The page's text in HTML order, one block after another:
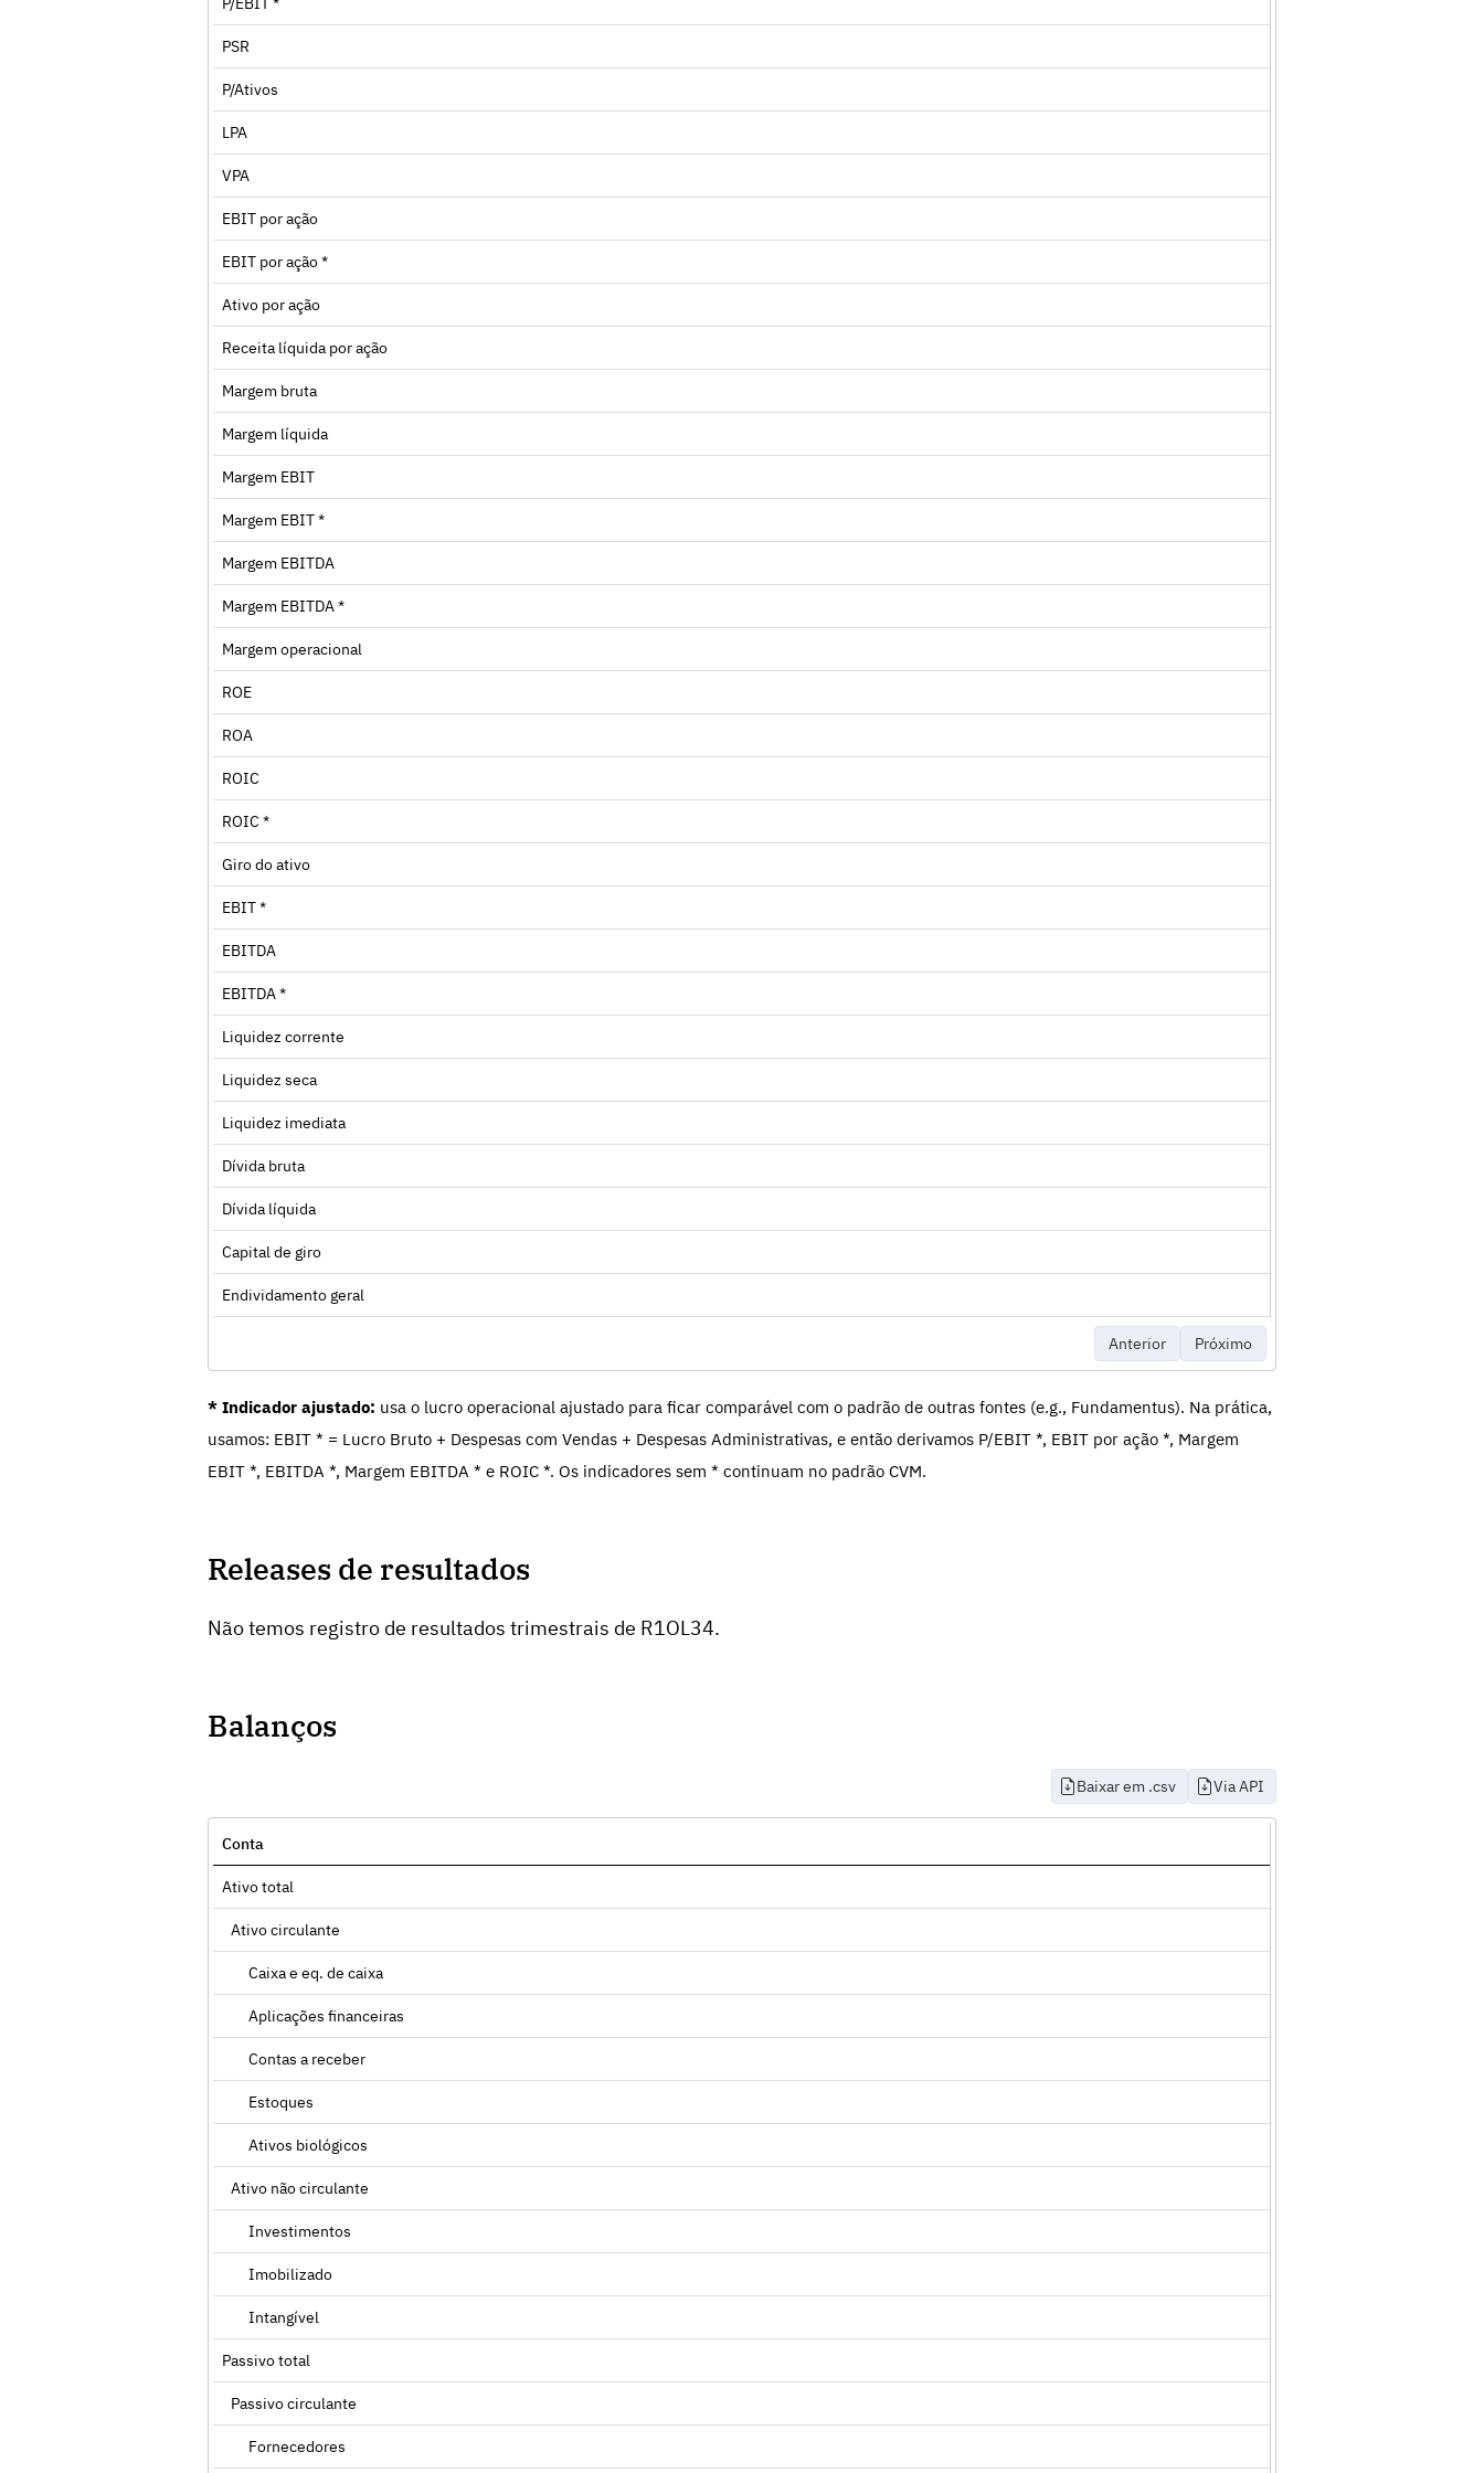
PSR
P/Ativos
LPA
VPA
EBIT por ação
EBIT por ação *
Ativo por ação
Receita líquida por ação
Margem bruta
Margem líquida
Margem EBIT
Margem EBIT *
Margem EBITDA
Margem EBITDA *
Margem operacional
ROE
ROA
ROIC
ROIC *
Giro do ativo
EBIT *
EBITDA
EBITDA *
Liquidez corrente
Liquidez seca
Liquidez imediata
Dívida bruta
Dívida líquida
Capital de giro
Endividamento geral
Anterior Próximo
* Indicador ajustado: usa o lucro operacional ajustado para ficar comparável com o padrão de outras fontes (e.g., Fundamentus). Na prática,
usamos: EBIT * = Lucro Bruto + Despesas com Vendas + Despesas Administrativas, e então derivamos P/EBIT *, EBIT por ação *, Margem
EBIT *, EBITDA *, Margem EBITDA * e ROIC *. Os indicadores sem * continuam no padrão CVM.
Releases de resultados
Não temos registro de resultados trimestrais de R1OL34.
Balanços
Baixar em .csv Via API
Conta
Ativo total
Ativo circulante
Caixa e eq. de caixa
Aplicações financeiras
Contas a receber
Estoques
Ativos biológicos
Ativo não circulante
Investimentos
Imobilizado
Intangível
Passivo total
Passivo circulante
Fornecedores